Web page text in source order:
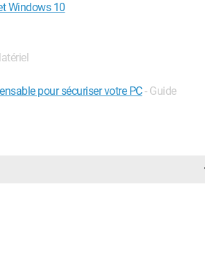
Windows 10
pour sécuriser votre PC- Guide